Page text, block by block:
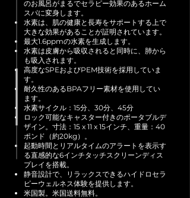
のお風呂がまるでセラピー効果のあるホーム
スパに変身します。
水素は、肌の健康と長寿をサポートする上で
大きな効果があることが証明されています。
最大1.6ppmの水素を生成します。
水素は皮膚から吸収されると同時に、肺から
も吸入されます。
高度なSPEおよびPEM技術を採用していま
す。
耐久性のあるBPAフリー素材を使用してい
ます。
水素サイクル：15分、30分、45分
ロック可能なキャスター付きのポータブルデ
ザイン。寸法：15 x 11 x 15インチ、重量：40
ポンド（約20kg）。
起動時間とリアルタイムのアラートを表示す
る直感的な6インチタッチスクリーンディス
プレイを搭載。
静音設計で、リラックスできるハイドロセラ
ピーウェルネス体験を提供します。
米国製。米国送料無料。